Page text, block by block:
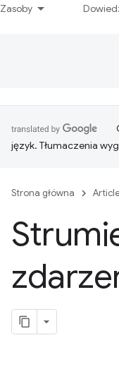
Zasoby
język. Tłumaczenia
Strona główna